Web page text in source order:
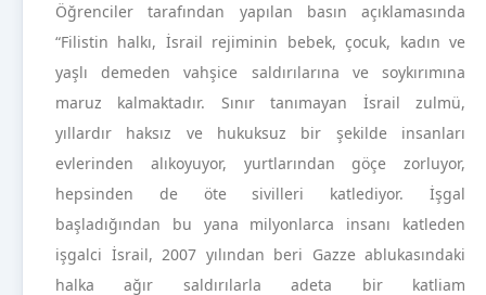
Öğrenciler tarafından yapılan basın açıklamasında
“Filistin halkı, İsrail rejiminin bebek, çocuk, kadın ve
yaşlı demeden vahşice saldırılarına ve soykırımına
maruz kalmaktadır. Sınır tanımayan İsrail zulmü,
yıllardır haksız ve hukuksuz bir şekilde insanları
evlerinden alıkoyuyor, yurtlarından göçe zorluyor,
hepsinden de öte sivilleri katlediyor. İşgal
başladığından bu yana milyonlarca insanı katleden
işgalci İsrail, 2007 yılından beri Gazze ablukasındaki
halka ağır saldırılarla adeta bir katliam